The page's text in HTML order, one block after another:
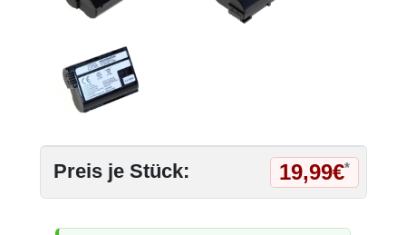
Preis je Stück: 19,99€*